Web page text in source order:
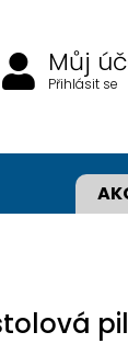
Můj
Přihlásit se